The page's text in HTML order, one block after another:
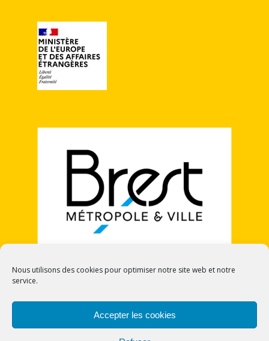
Nous utilisons des cookies pour optimiser notre site web et notre
service.
Accepter les cookies
POLITIQUE DE COOKIES (UE)